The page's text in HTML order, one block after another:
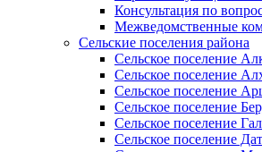
Консультация по
Межведомственные
Сельские поселения района
Сельское поселение
Сельское поселение
Сельское поселение
Сельское поселение
Сельское поселение
Сельское поселение